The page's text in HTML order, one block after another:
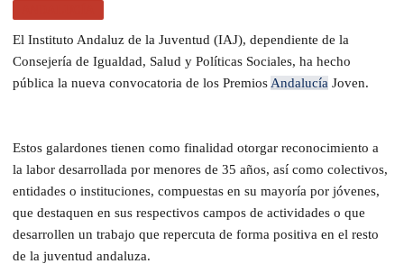
El Instituto Andaluz de la Juventud (IAJ), dependiente de la
Consejería de Igualdad, Salud y Políticas Sociales, ha hecho
pública la nueva convocatoria de los Premios Andalucía Joven.
Estos galardones tienen como finalidad otorgar reconocimiento a
la labor desarrollada por menores de 35 años, así como colectivos,
entidades o instituciones, compuestas en su mayoría por jóvenes,
que destaquen en sus respectivos campos de actividades o que
desarrollen un trabajo que repercuta de forma positiva en el resto
de la juventud andaluza.